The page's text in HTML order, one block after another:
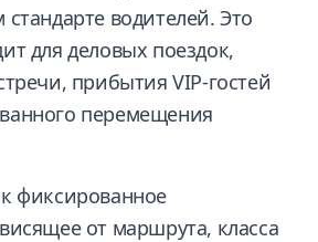
водителей. Это
для деловых поездок,
прибытия VIP-гостей
перемещения
фиксированное
от маршрута, класса